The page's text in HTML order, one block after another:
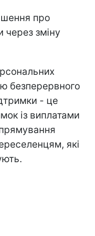
про
через зміну
безперервного
- це
із виплатами
які